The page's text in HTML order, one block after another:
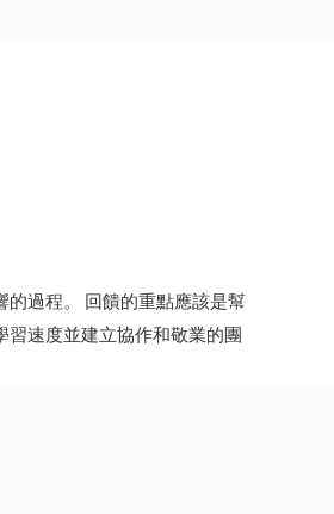
過程。
回饋的重點應該是幫
習速度並建立協作和敬業的團